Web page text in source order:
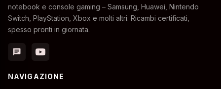
notebook e console gaming – Samsung, Huawei, Nintendo
Switch, PlayStation, Xbox e molti altri. Ricambi certificati,
spesso pronti in giornata.
chat
NAVIGAZIONE